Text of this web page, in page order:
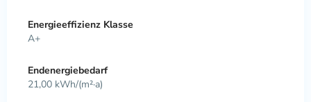
Energieeffizienz Klasse
A+
Endenergiebedarf
21,00 kWh/(m²·a)